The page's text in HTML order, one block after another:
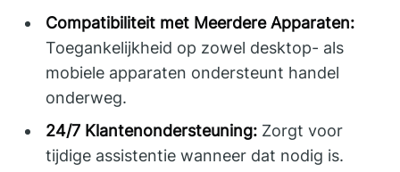
Compatibiliteit met Meerdere Apparaten:
Toegankelijkheid op zowel desktop- als
mobiele apparaten ondersteunt handel
onderweg.
24/7 Klantenondersteuning: Zorgt voor
tijdige assistentie wanneer dat nodig is.